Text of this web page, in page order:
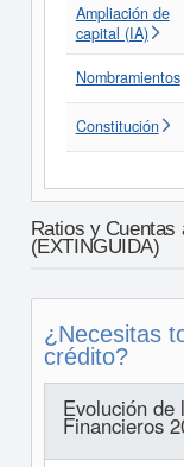
Ampliación de
capital (IA)
Nombramientos
Constitución
Ratios y Cuentas
(EXTINGUIDA)
¿Necesitas
crédito?
Evolución de
Financieros